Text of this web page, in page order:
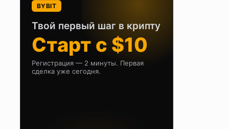
BYBIT
Твой первый шаг в крипту
Старт с $10
Регистрация — 2 минуты. Первая
сделка уже сегодня.